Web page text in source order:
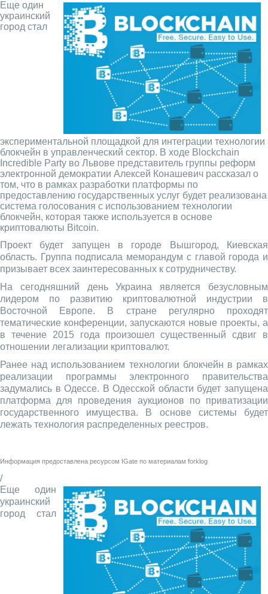
Еще один
украинский
город стал
экспериментальной площадкой для интеграции технологии
блокчейн в управленческий сектор. В ходе Blockchain
Incredible Party во Львове представитель группы реформ
электронной демократии Алексей Конашевич рассказал о
том, что в рамках разработки платформы по
предоставлению государственных услуг будет реализована
система голосования с использованием технологии
блокчейн, которая также используется в основе
криптовалюты Bitcoin.
Проект будет запущен в городе Вышгород, Киевская
область. Группа подписала меморандум с главой города и
призывает всех заинтересованных к сотрудничеству.
На сегодняшний день Украина является безусловным
лидером по развитию криптовалютной индустрии в
Восточной Европе. В стране регулярно проходят
тематические конференции, запускаются новые проекты, а
в течение 2015 года произошел существенный сдвиг в
отношении легализации криптовалют.
Ранее над использованием технологии блокчейн в рамках
реализации программы электронного правительства
задумались в Одессе. В Одесской области будет запущена
платформа для проведения аукционов по приватизации
государственного имущества. В основе системы будет
лежать технология распределенных реестров.
Информация предоставлена ресурсом IGate по материалам forklog
/
Еще один
украинский
город стал